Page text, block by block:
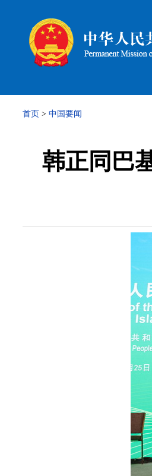
首页 > 中国要闻
韩正同巴